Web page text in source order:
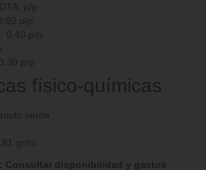
p/p
p/p
0.40 p/p
p/p
físico-químicas
verde
gr/cc
Consultar disponibilidad y gastos